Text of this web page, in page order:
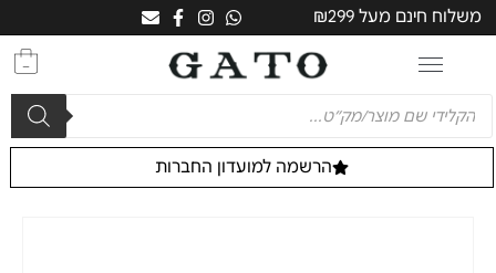
משלוח חינם מעל ₪299
0
הרשמה למועדון החברות